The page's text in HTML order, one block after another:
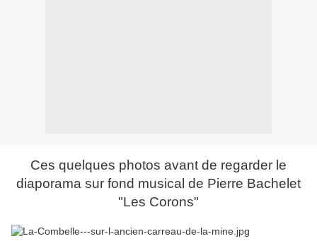
Ces quelques photos avant de regarder le
diaporama sur fond musical de Pierre Bachelet
"Les Corons"